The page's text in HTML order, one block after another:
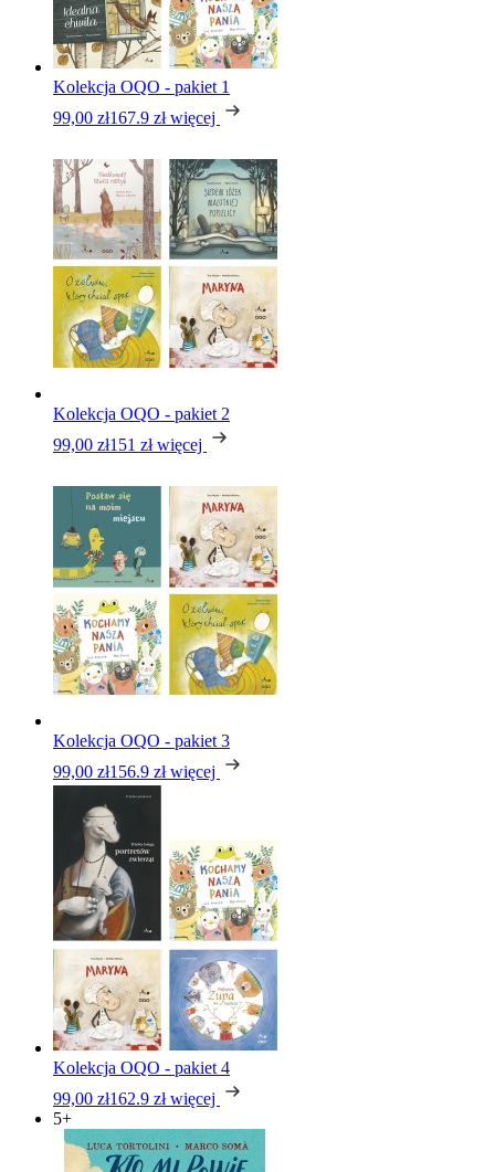
Kolekcja OQO - pakiet 1
99,00 zł167.9 zł więcej
Kolekcja OQO - pakiet 2
99,00 zł151 zł więcej
Kolekcja OQO - pakiet 3
99,00 zł156.9 zł więcej
Kolekcja OQO - pakiet 4
99,00 zł162.9 zł więcej
5+